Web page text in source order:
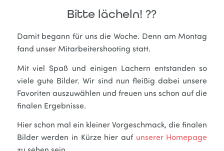
Bitte lächeln! ??
Damit begann für uns die Woche. Denn am Montag
fand unser Mitarbeitershooting statt.
Mit viel Spaß und einigen Lachern entstanden so
viele gute Bilder.Wir sind nun fleißig dabei unsere
Favoriten auszuwählen und freuen uns schon auf die
finalen Ergebnisse.
Hier schon mal ein kleiner Vorgeschmack, die finalen
Bilder werden in Kürze hier auf unserer Homepage